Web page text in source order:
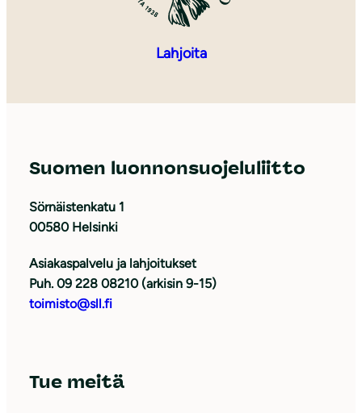
Lahjoita
Suomen luonnonsuojeluliitto
Sörnäistenkatu 1
00580 Helsinki
Asiakaspalvelu ja lahjoitukset
Puh. 09 228 08210 (arkisin 9-15)
toimisto@sll.fi
Tue meitä